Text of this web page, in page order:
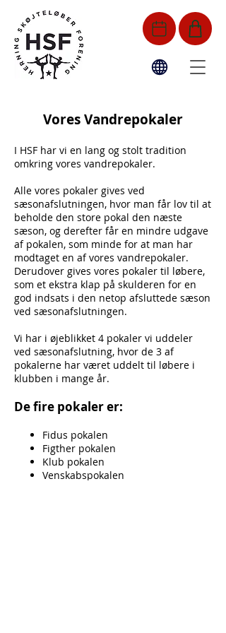
Vores Vandrepokaler
I HSF har vi en lang og stolt tradition
omkring vores vandrepokaler.
Alle vores pokaler gives ved
sæsonafslutningen, hvor man får lov til at
beholde den store pokal den næste
sæson, og derefter får en mindre udgave
af pokalen, som minde for at man har
modtaget en af vores vandrepokaler.
Derudover gives vores pokaler til løbere,
som et ekstra klap på skulderen for en
god indsats i den netop afsluttede sæson
ved sæsonafslutningen.
Vi har i øjeblikket 4 pokaler vi uddeler
ved sæsonafslutning, hvor de 3 af
pokalerne har været uddelt til løbere i
klubben i mange år.
De fire pokaler er:
Fidus pokalen
Figther pokalen
Klub pokalen
Venskabspokalen